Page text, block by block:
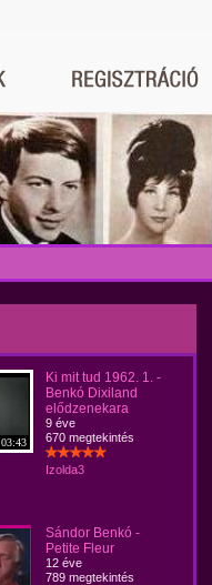
03:43
Ki mit tud 1962. 1. -
Benkó Dixiland
elődzenekara
9 éve
670 megtekintés
Izolda3
Sándor Benkó -
Petite Fleur
12 éve
789 megtekintés